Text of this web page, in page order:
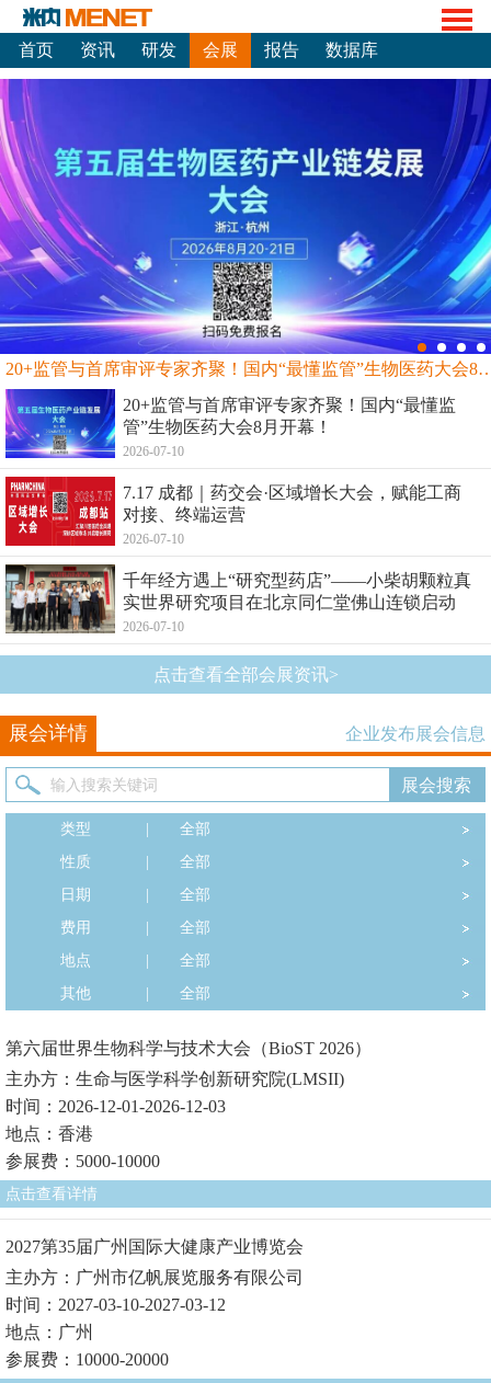
首页 资讯 研发 会展 报告 数据库
20+监管与首席审评专家齐聚！国内“最
20+监管与首席审评专家齐聚！国内“最懂监
管”生物医药大会8月开幕！
2026-07-10
7.17 成都｜药交会·区域增长大会，赋能工商
对接、终端运营
2026-07-10
千年经方遇上“研究型药店”——小柴胡颗粒真
实世界研究项目在北京同仁堂佛山连锁启动
2026-07-10
点击查看全部会展资讯>
展会详情 企业发布展会信息
类型
全部
性质
全部
日期
全部
费用
全部
地点
全部
其他
全部
第六届世界生物科学与技术大会（BioST 2026）
主办方：生命与医学科学创新研究院(LMSII)
时间：2026-12-01-2026-12-03
地点：香港
参展费：5000-10000
点击查看详情
2027第35届广州国际大健康产业博览会
主办方：广州市亿帆展览服务有限公司
时间：2027-03-10-2027-03-12
地点：广州
参展费：10000-20000